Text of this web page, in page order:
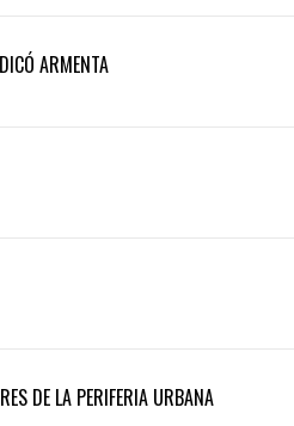
ARMENTA
DE LA PERIFERIA URBANA